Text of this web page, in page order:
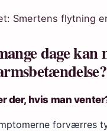
Smertens flytning
dage kan
der, hvis man
forværres